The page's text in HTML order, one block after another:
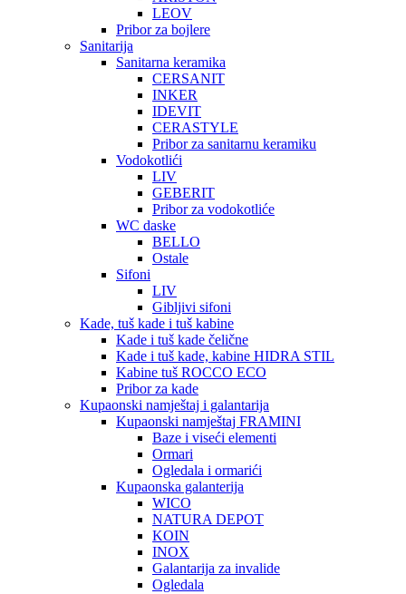
LEOV
Pribor za bojlere
Sanitarija
Sanitarna keramika
CERSANIT
INKER
IDEVIT
CERASTYLE
Pribor za sanitarnu keramiku
Vodokotlići
LIV
GEBERIT
Pribor za vodokotliće
WC daske
BELLO
Ostale
Sifoni
LIV
Gibljivi sifoni
Kade, tuš kade i tuš kabine
Kade i tuš kade čelične
Kade i tuš kade, kabine HIDRA STIL
Kabine tuš ROCCO ECO
Pribor za kade
Kupaonski namještaj i galantarija
Kupaonski namještaj FRAMINI
Baze i viseći elementi
Ormari
Ogledala i ormarići
Kupaonska galanterija
WICO
NATURA DEPOT
KOIN
INOX
Galantarija za invalide
Ogledala